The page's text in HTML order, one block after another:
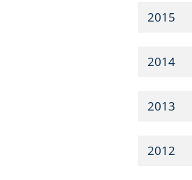
2015
2014
2013
2012